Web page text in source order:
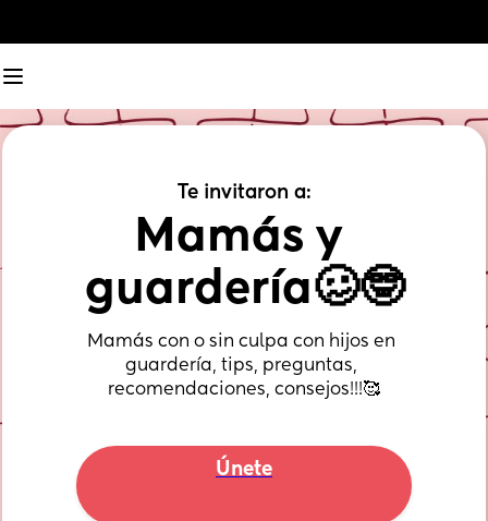
Te invitaron a:
Mamás y
guardería🥴🤓
Mamás con o sin culpa con hijos en
guardería, tips, preguntas,
recomendaciones, consejos!!!🥰
Únete